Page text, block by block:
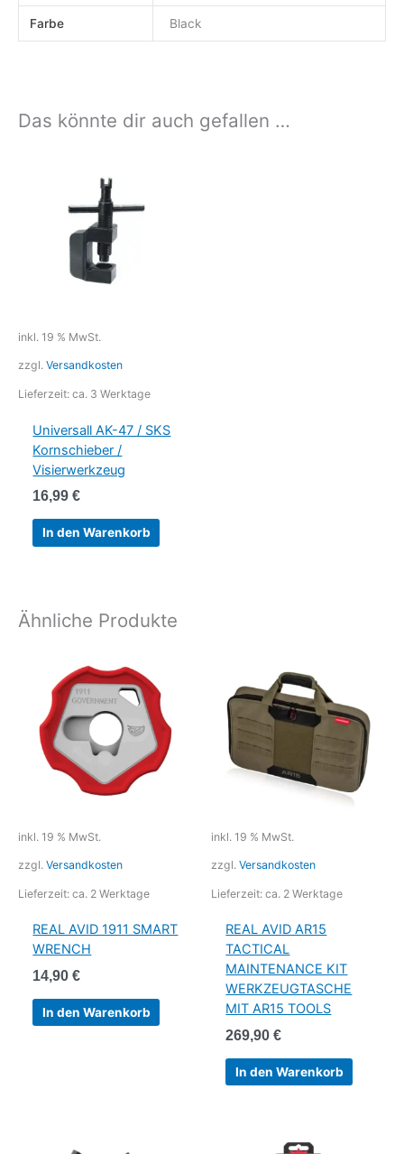
Farbe Black
Das könnte dir auch gefallen …
inkl. 19 % MwSt.
zzgl. Versandkosten
Lieferzeit: ca. 3 Werktage
Universall AK-47 / SKS
Kornschieber /
Visierwerkzeug
16,99€
In den Warenkorb
Ähnliche Produkte
inkl. 19 % MwSt.
zzgl. Versandkosten
Lieferzeit: ca. 2 Werktage
REAL AVID 1911 SMART
WRENCH
14,90€
In den Warenkorb
inkl. 19 % MwSt.
zzgl. Versandkosten
Lieferzeit: ca. 2 Werktage
REAL AVID AR15
TACTICAL
MAINTENANCE KIT
WERKZEUGTASCHE
MIT AR15 TOOLS
269,90€
In den Warenkorb